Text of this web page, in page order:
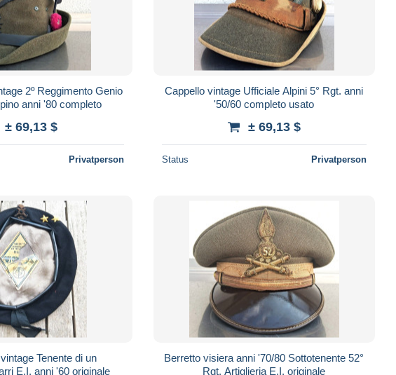
2º Reggimento Genio
anni '80 completo
± 69,13 $
Privatperson
Cappello vintage Ufficiale Alpini 5° Rgt. anni
'50/60 completo usato
± 69,13 $
Status Privatperson
Tenente di un
Reggimento Carri E.I. anni '60 originale
Berretto visiera anni '70/80 Sottotenente 52°
Rgt. Artiglieria E.I. originale